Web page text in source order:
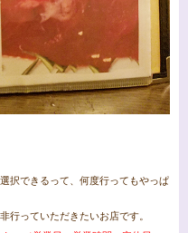
択できるって、何度行ってもやっぱ
行っていただきたいお店です。